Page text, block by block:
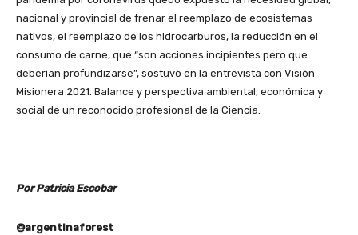
nacional y provincial de frenar el reemplazo de ecosistemas
nativos, el reemplazo de los hidrocarburos, la reducción en el
consumo de carne, que “son acciones incipientes pero que
deberían profundizarse”, sostuvo en la entrevista con Visión
Misionera 2021. Balance y perspectiva ambiental, económica y
social de un reconocido profesional de la Ciencia.
Por Patricia Escobar
@argentinaforest